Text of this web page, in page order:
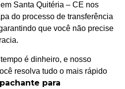
Santa Quitéria – CE nos
do processo de transferência
que você não precise
é dinheiro, e nosso
resolva tudo o mais rápido
para